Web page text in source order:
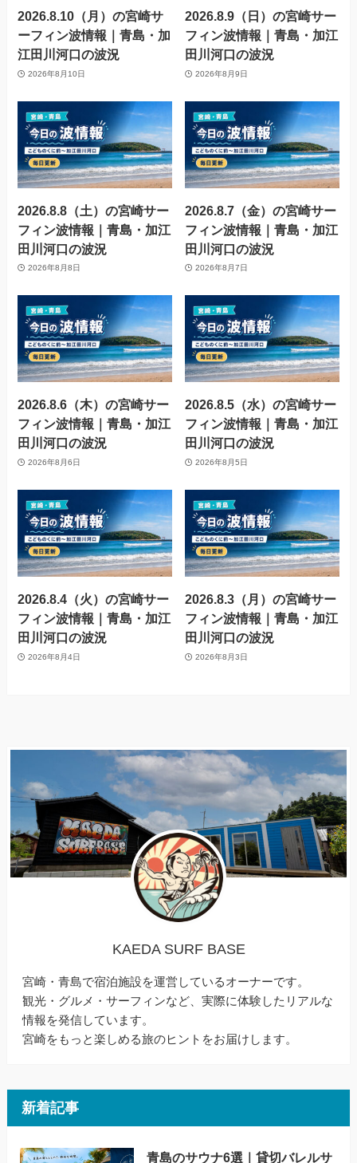
2026.8.10（月）の宮崎サ
ーフィン波情報｜青島・加
江田川河口の波況
2026年8月10日
2026.8.9（日）の宮崎サー
フィン波情報｜青島・加江
田川河口の波況
2026年8月9日
2026.8.8（土）の宮崎サー
フィン波情報｜青島・加江
田川河口の波況
2026年8月8日
2026.8.7（金）の宮崎サー
フィン波情報｜青島・加江
田川河口の波況
2026年8月7日
2026.8.6（木）の宮崎サー
フィン波情報｜青島・加江
田川河口の波況
2026年8月6日
2026.8.5（水）の宮崎サー
フィン波情報｜青島・加江
田川河口の波況
2026年8月5日
2026.8.4（火）の宮崎サー
フィン波情報｜青島・加江
田川河口の波況
2026年8月4日
2026.8.3（月）の宮崎サー
フィン波情報｜青島・加江
田川河口の波況
2026年8月3日
KAEDA SURF BASE
宮崎・青島で宿泊施設を運営しているオーナーです。
観光・グルメ・サーフィンなど、実際に体験したリアルな
情報を発信しています。
宮崎をもっと楽しめる旅のヒントをお届けします。
新着記事
青島のサウナ6選｜貸切バレルサ